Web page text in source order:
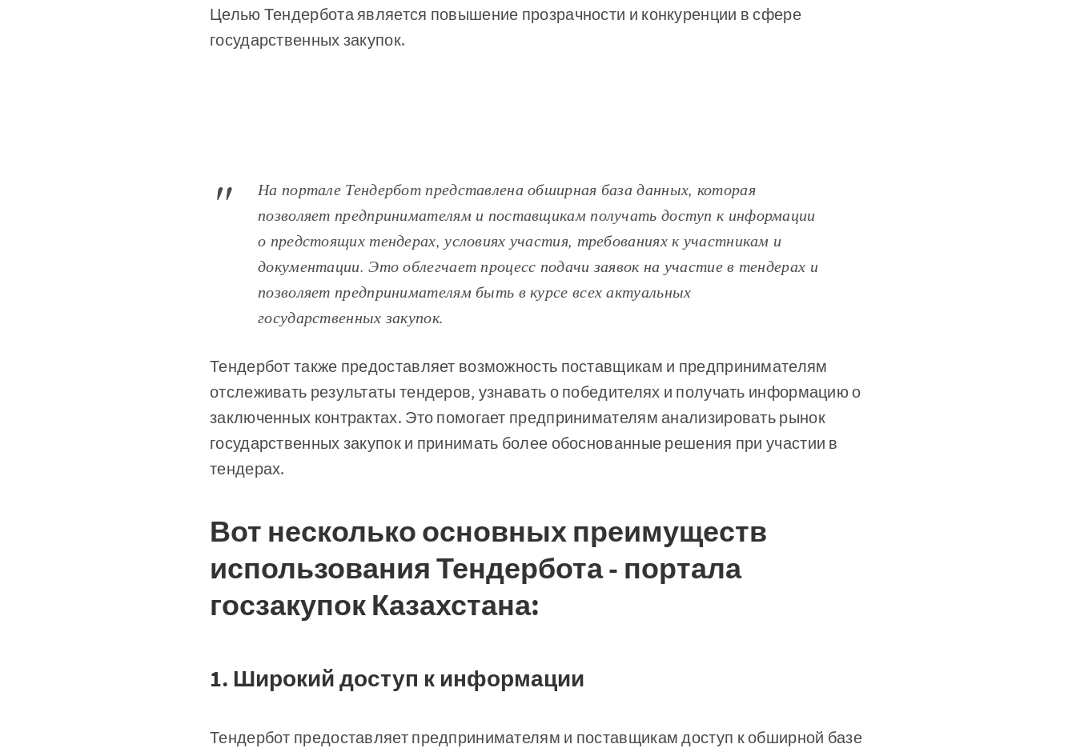
Целью Тендербота является повышение прозрачности и конкуренции в сфере
государственных закупок.
На портале Тендербот представлена обширная база данных, которая
позволяет предпринимателям и поставщикам получать доступ к информации
о предстоящих тендерах, условиях участия, требованиях к участникам и
документации. Это облегчает процесс подачи заявок на участие в тендерах и
позволяет предпринимателям быть в курсе всех актуальных
государственных закупок.
Тендербот также предоставляет возможность поставщикам и предпринимателям
отслеживать результаты тендеров, узнавать о победителях и получать информацию о
заключенных контрактах. Это помогает предпринимателям анализировать рынок
государственных закупок и принимать более обоснованные решения при участии в
тендерах.
Вот несколько основных преимуществ
использования Тендербота - портала
госзакупок Казахстана:
1. Широкий доступ к информации
Тендербот предоставляет предпринимателям и поставщикам доступ к обширной базе